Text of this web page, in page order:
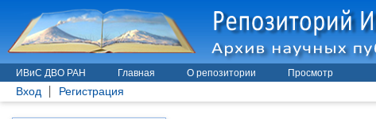
ИВиС ДВО РАН Главная О репозитории Просмотр
Вход Регистрация